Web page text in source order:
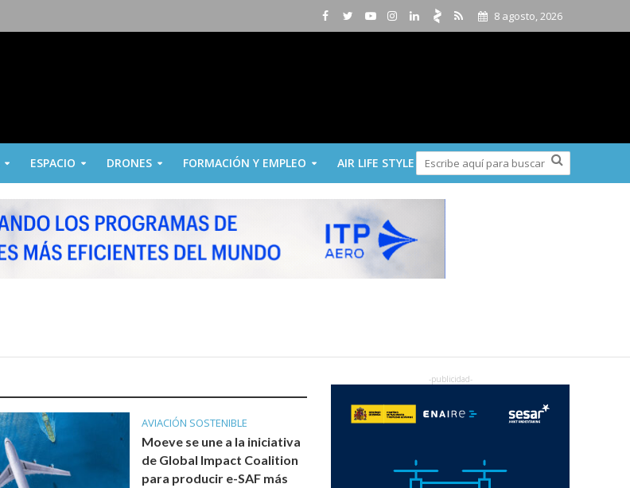
8 agosto, 2026
ESPACIO DRONES FORMACIÓN Y EMPLEO AIR LIFE STYLE
AVIACIÓN SOSTENIBLE
Moeve se une a la iniciativa
de Global Impact Coalition
para producir e-SAF más